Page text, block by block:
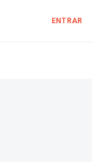
ENTRAR